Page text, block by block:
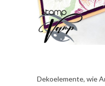
Dekoelemente, wie